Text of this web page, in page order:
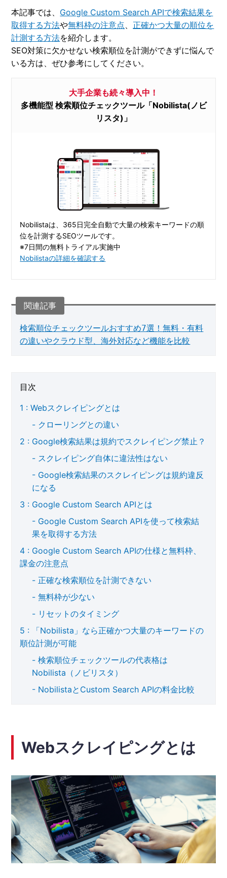
本記事では、 Google Custom Search APIで検索結果を
取得する方法や無料枠の注意点、 正確かつ大量の順位を
計測する方法を紹介します。
SEO対策に欠かせない検索順位を計測ができずに悩んで
いる方は、ぜひ参考にしてください。
大手企業も続々導入中！
多機能型 検索順位チェックツール「Nobilista(ノビ
リスタ)」
Nobilistaは、365日完全自動で大量の検索キーワードの順
位を計測するSEOツールです。
※7日間の無料トライアル実施中
Nobilistaの詳細を確認する
検索順位チェックツールおすすめ7選！無料・有料
の違いやクラウド型、海外対応など機能を比較
目次
Webスクレイピングとは
クローリングとの違い
Google検索結果は規約でスクレイピング禁止？
スクレイピング自体に違法性はない
Google検索結果のスクレイピングは規約違反
になる
Google Custom Search APIとは
Google Custom Search APIを使って検索結
果を取得する方法
Google Custom Search APIの仕様と無料枠、
課金の注意点
正確な検索順位を計測できない
無料枠が少ない
リセットのタイミング
「Nobilista」なら正確かつ大量のキーワードの
順位計測が可能
検索順位チェックツールの代表格は
Nobilista（ノビリスタ）
NobilistaとCustom Search APIの料金比較
Webスクレイピングとは